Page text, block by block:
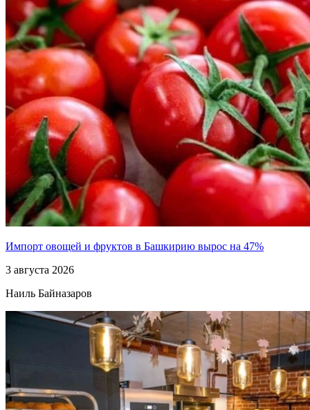
Импорт овощей и фруктов в Башкирию вырос на 47%
3 августа 2026
Наиль Байназаров